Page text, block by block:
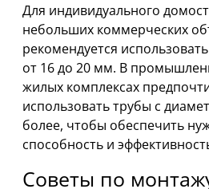
Для индивидуального
небольших коммерческих
рекомендуется
от 16 до 20 мм. В
жилых комплексах
использовать трубы с
более, чтобы обеспечить
способность и
Советы по